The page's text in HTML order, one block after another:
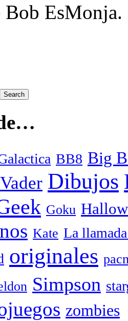
Bob
BB8 Big
Dibujos
Goku
Kate La
originales
Simpson
zombies